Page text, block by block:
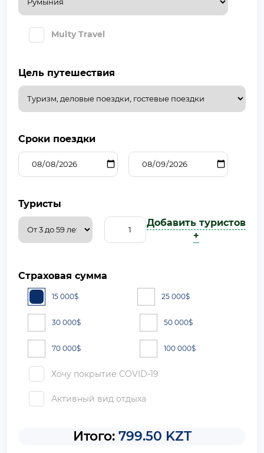
Multy Travel
Цель путешествия
Сроки поездки
Туристы
Добавить туристов
+
Страховая сумма
15 000$ 25 000$
30 000$ 50 000$
70 000$ 100 000$
Хочу покрытие COVID-19
Активный вид отдыха
Итого: 799.50 KZT